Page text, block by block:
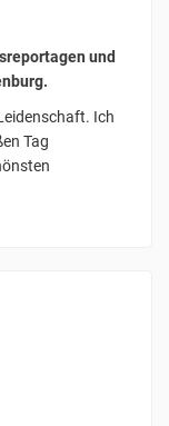
und
Ich
Tag